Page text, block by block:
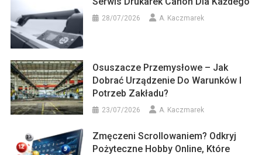
28/07/2026 A. Kaczmarek
Osuszacze Przemysłowe – Jak
Dobrać Urządzenie Do Warunków I
Potrzeb Zakładu?
23/07/2026 A. Kaczmarek
Zmęczeni Scrollowaniem? Odkryj
Pożyteczne Hobby Online, Które